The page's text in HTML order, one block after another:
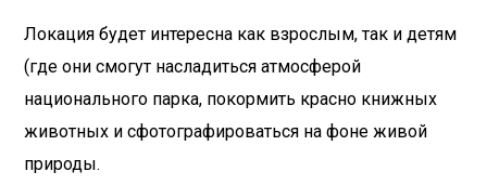
Локация будет интересна как взрослым, так и детям
(где они смогут насладиться атмосферой
национального парка, покормить красно книжных
животных и сфотографироваться на фоне живой
природы.